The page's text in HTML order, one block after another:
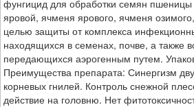
фунгицид для обработки семян
яровой, ячменя ярового, ячменя
целью защиты от комплекса
находящихся в семенах, почве, а также
передающихся аэрогенным путем.
Преимущества препарата: Синергизм
корневых гнилей. Контроль снежной
действие на головню. Нет